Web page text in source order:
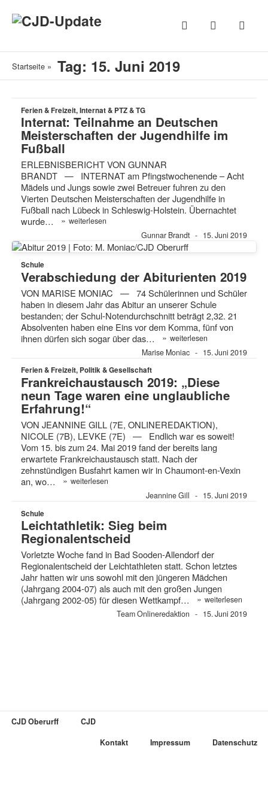
Startseite » Tag: 15. Juni 2019
Ferien & Freizeit, Internat & PTZ & TG
Internat: Teilnahme an Deutschen
Meisterschaften der Jugendhilfe im
Fußball
ERLEBNISBERICHT VON GUNNAR
BRANDT — INTERNAT am Pfingstwochenende – Acht
Mädels und Jungs sowie zwei Betreuer fuhren zu den
Vierten Deutschen Meisterschaften der Jugendhilfe in
Fußball nach Lübeck in Schleswig-Holstein. Übernachtet
wurde…
» weiterlesen
Gunnar Brandt
15. Juni 2019
Schule
Verabschiedung der Abiturienten 2019
VON MARISE MONIAC — 74 Schülerinnen und Schüler
haben in diesem Jahr das Abitur an unserer Schule
bestanden; der Schul-Notendurchschnitt beträgt 2,32. 21
Absolventen haben eine Eins vor dem Komma, fünf von
ihnen dürfen sich sogar über das…
» weiterlesen
Marise Moniac
15. Juni 2019
Ferien & Freizeit, Politik & Gesellschaft
Frankreichaustausch 2019: „Diese
neun Tage waren eine unglaubliche
Erfahrung!“
VON JEANNINE GILL (7E, ONLINEREDAKTION),
NICOLE (7B), LEVKE (7E) — Endlich war es soweit!
Vom 15. bis zum 24. Mai 2019 fand der bereits lang
erwartete Frankreichaustausch statt. Nach der
zehnstündigen Busfahrt kamen wir in Chaumont-en-Vexin
an, wo…
» weiterlesen
Jeannine Gill
15. Juni 2019
Schule
Leichtathletik: Sieg beim
Regionalentscheid
Vorletzte Woche fand in Bad Sooden-Allendorf der
Regionalentscheid der Leichtathleten statt. Schon letztes
Jahr hatten wir uns sowohl mit den jüngeren Mädchen
(Jahrgang 2004-07) als auch mit den großen Jungen
(Jahrgang 2002-05) für diesen Wettkampf…
» weiterlesen
Team Onlineredaktion
15. Juni 2019
CJD Oberurff
CJD
Kontakt
Impressum Datenschutz